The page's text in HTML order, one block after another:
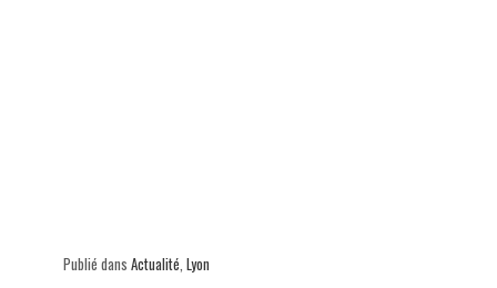
Publié dans Actualité, Lyon